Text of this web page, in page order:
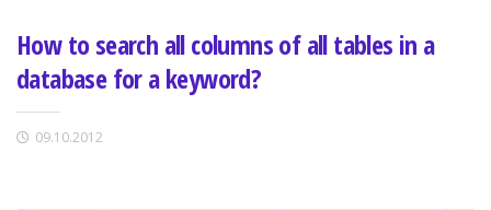
How to search all columns of all tables in a
database for a keyword?
09.10.2012